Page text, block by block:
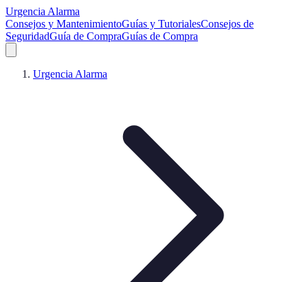
Urgencia Alarma
Consejos y MantenimientoGuías y TutorialesConsejos de
SeguridadGuía de CompraGuías de Compra
Urgencia Alarma